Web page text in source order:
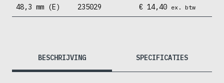
48,3 mm (E) 235029 € 14,40 ex. btw
BESCHRIJVING SPECIFICATIES